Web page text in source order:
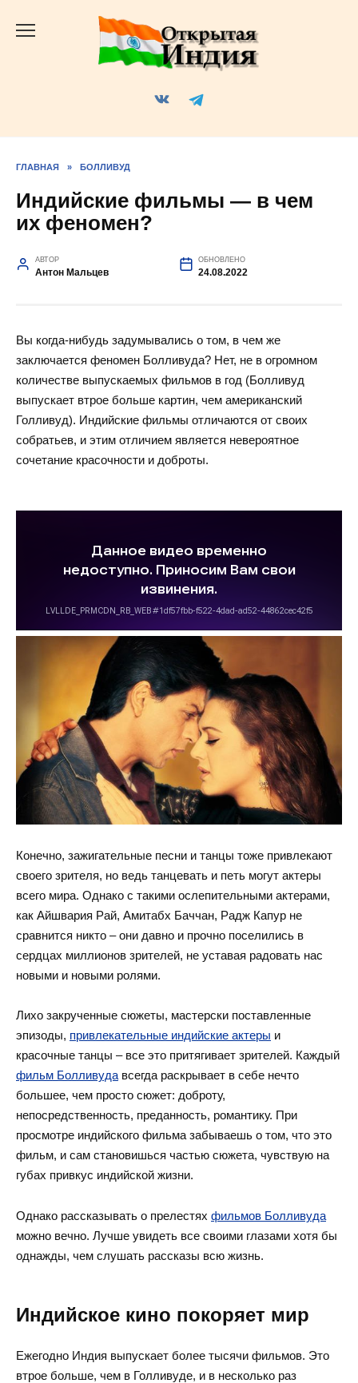
ГЛАВНАЯ » БОЛЛИВУД
Индийские фильмы — в чем
их феномен?
АВТОР
Антон Мальцев
ОБНОВЛЕНО
24.08.2022
Вы когда-нибудь задумывались о том, в чем же
заключается феномен Болливуда? Нет, не в огромном
количестве выпускаемых фильмов в год (Болливуд
выпускает втрое больше картин, чем американский
Голливуд). Индийские фильмы отличаются от своих
собратьев, и этим отличием является невероятное
сочетание красочности и доброты.
Конечно, зажигательные песни и танцы тоже привлекают
своего зрителя, но ведь танцевать и петь могут актеры
всего мира. Однако с такими ослепительными актерами,
как Айшвария Рай, Амитабх Баччан, Радж Капур не
сравнится никто – они давно и прочно поселились в
сердцах миллионов зрителей, не уставая радовать нас
новыми и новыми ролями.
Лихо закрученные сюжеты, мастерски поставленные
эпизоды, привлекательные индийские актеры и
красочные танцы – все это притягивает зрителей. Каждый
фильм Болливуда всегда раскрывает в себе нечто
большее, чем просто сюжет: доброту,
непосредственность, преданность, романтику. При
просмотре индийского фильма забываешь о том, что это
фильм, и сам становишься частью сюжета, чувствую на
губах привкус индийской жизни.
Однако рассказывать о прелестях фильмов Болливуда
можно вечно. Лучше увидеть все своими глазами хотя бы
однажды, чем слушать рассказы всю жизнь.
Индийское кино покоряет мир
Ежегодно Индия выпускает более тысячи фильмов. Это
втрое больше, чем в Голливуде, и в несколько раз